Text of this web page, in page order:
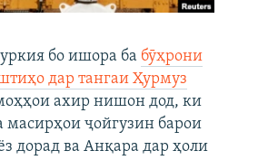
бо ишора ба бӯҳрони
дар тангаи Ҳурмуз
ахир нишон дод, ки
масирҳои ҷойгузин барои
дорад ва Анқара дар ҳоли